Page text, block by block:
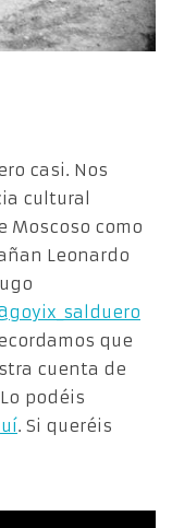
casi. Nos
cultural
Moscoso como
Leonardo
que
cuenta de
podéis
. Si queréis